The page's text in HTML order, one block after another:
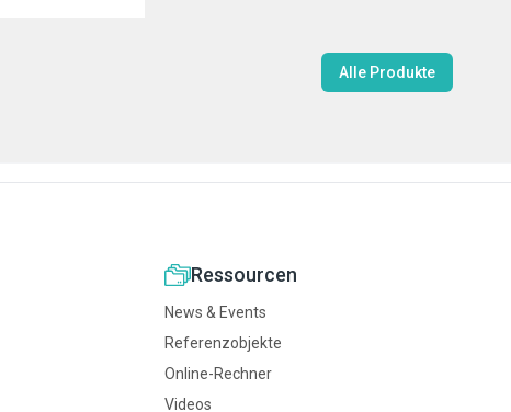
Alle Produkte
Ressourcen
News & Events
Referenzobjekte
Online-Rechner
Videos